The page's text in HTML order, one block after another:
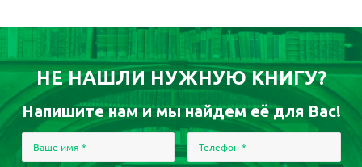
НЕ НАШЛИ НУЖНУЮ КНИГУ?
Напишите нам и мы найдем её для Вас!
Ваше имя * Телефон *